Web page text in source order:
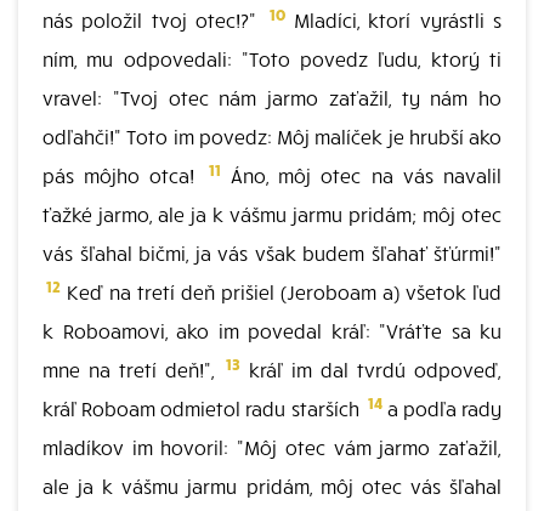
nás položil tvoj otec!?"
10Mladíci, ktorí vyrástli s
ním, mu odpovedali: "Toto povedz ľudu, ktorý ti
vravel: "Tvoj otec nám jarmo zaťažil, ty nám ho
odľahči!" Toto im povedz: Môj malíček je hrubší ako
pás môjho otca!
11 Áno, môj otec na vás navalil
ťažké jarmo, ale ja k vášmu jarmu pridám; môj otec
vás šľahal bičmi, ja vás však budem šľahať šťúrmi!"
12 Keď na tretí deň prišiel (Jeroboam a) všetok ľud
k Roboamovi, ako im povedal kráľ: "Vráťte sa ku
mne na tretí deň!",
13 kráľ im dal tvrdú odpoveď,
kráľ Roboam odmietol radu starších 14a podľa rady
mladíkov im hovoril: "Môj otec vám jarmo zaťažil,
ale ja k vášmu jarmu pridám, môj otec vás šľahal